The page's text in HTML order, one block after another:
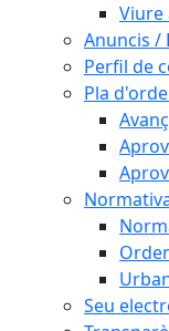
Viure
Anuncis /
Perfil de
Pla
Seu